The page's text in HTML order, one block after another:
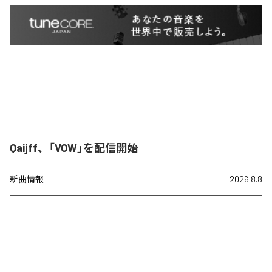
Qaijff、「VOW」を配信開始
新曲情報 2026.8.8